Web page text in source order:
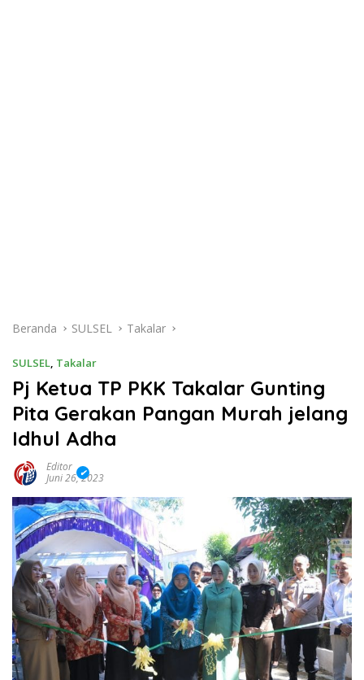
Beranda SULSEL Takalar
SULSEL, Takalar
Pj Ketua TP PKK Takalar Gunting
Pita Gerakan Pangan Murah jelang
Idhul Adha
Editor
Juni 26, 2023